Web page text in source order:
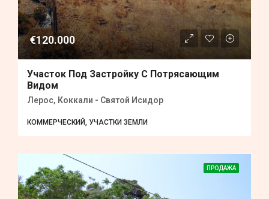
€120.000
Участок Под Застройку С Потрясающим
Видом
Лерос, Коккали - Святой Исидор
КОММЕРЧЕСКИЙ, УЧАСТКИ ЗЕМЛИ
ПРОДАЖА